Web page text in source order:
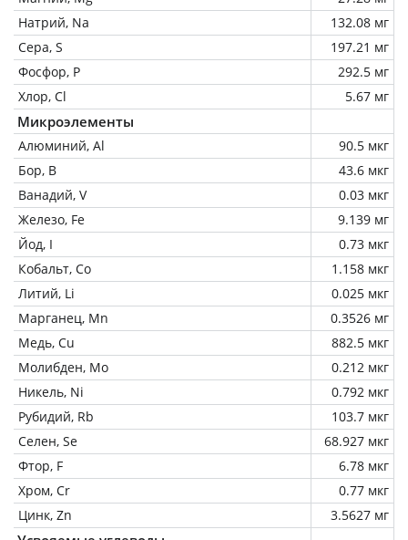
Натрий, Na
132.08 мг
Сера, S
197.21 мг
Фосфор, P
292.5 мг
Хлор, Cl
5.67 мг
Микроэлементы
Алюминий, Al
90.5 мкг
Бор, B
43.6 мкг
Ванадий, V
0.03 мкг
Железо, Fe
9.139 мг
Йод, I
0.73 мкг
Кобальт, Co
1.158 мкг
Литий, Li
0.025 мкг
Марганец, Mn
0.3526 мг
Медь, Cu
882.5 мкг
Молибден, Mo
0.212 мкг
Никель, Ni
0.792 мкг
Рубидий, Rb
103.7 мкг
Селен, Se
68.927 мкг
Фтор, F
6.78 мкг
Хром, Cr
0.77 мкг
Цинк, Zn
3.5627 мг